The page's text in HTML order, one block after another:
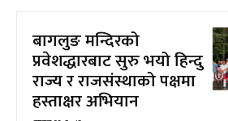
बागलुङ मन्दिरको
प्रवेशद्धारबाट सुरु भयो हिन्दु
राज्य र राजसंस्थाको पक्षमा
हस्ताक्षर अभियान